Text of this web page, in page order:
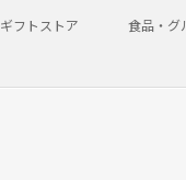
ギフトストア 食品・グ